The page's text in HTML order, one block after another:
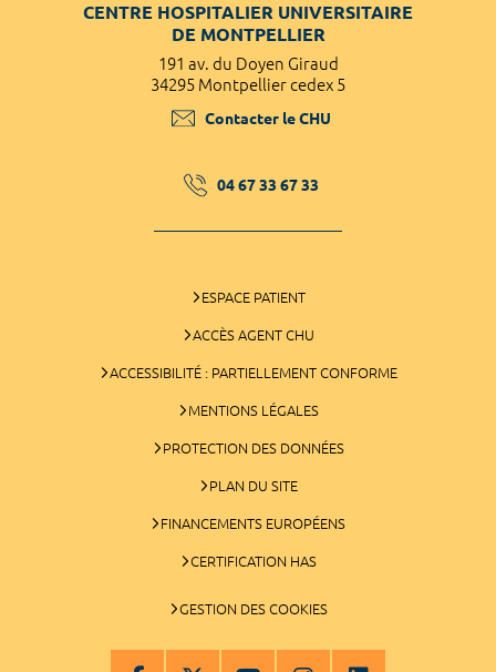
CENTRE HOSPITALIER UNIVERSITAIRE
DE MONTPELLIER
191 av. du Doyen Giraud
34295 Montpellier cedex 5
Contacter le CHU
04 67 33 67 33
ESPACE PATIENT
ACCÈS AGENT CHU
ACCESSIBILITÉ : PARTIELLEMENT CONFORME
MENTIONS LÉGALES
PROTECTION DES DONNÉES
PLAN DU SITE
FINANCEMENTS EUROPÉENS
CERTIFICATION HAS
GESTION DES COOKIES